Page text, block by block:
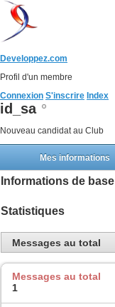
Developpez.com
Profil d'un membre
Connexion S'inscrire Index
id_sa
Nouveau candidat au Club
Mes informations
Informations de base
Statistiques
Messages au total
Messages au total
1